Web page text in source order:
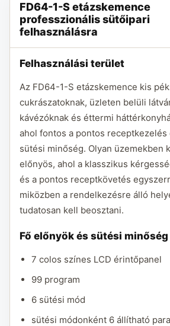
FD64-1-S etázskemence
professzionális sütőipari
felhasználásra
Felhasználási terület
Az FD64-1-S etázskemence kis
cukrászatoknak, üzleten belüli
kávézóknak és éttermi
ahol fontos a pontos receptkezelés
sütési minőség. Olyan üzemekben
előnyös, ahol a klasszikus
és a pontos receptkövetés
miközben a rendelkezésre álló
tudatosan kell beosztani.
Fő előnyök és sütési minőség
7 colos színes LCD érintőpanel
99 program
6 sütési mód
sütési módonként 6 állítható